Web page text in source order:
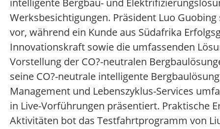
intelligente Bergbau- und
Werksbesichtigungen. Präsident Luo
vor, während ein Kunde aus Südafrika
Innovationskraft sowie die umfassenden
Vorstellung der CO?-neutralen
seine CO?-neutrale intelligente
Management und Lebenszyklus-Services
in Live-Vorführungen präsentiert. Praktische
Aktivitäten bot das Testfahrtprogramm von